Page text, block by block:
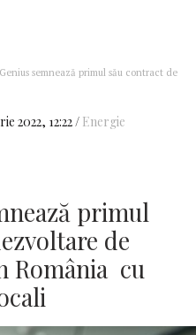
semnează primul său contract de
2022, 12:22 Energie
primul
de
România cu